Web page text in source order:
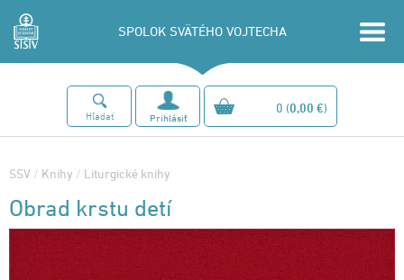
SPOLOK SVÄTÉHO VOJTECHA
Hľadať Prihlásiť
0 (0,00 €)
SSV / Knihy / Liturgické knihy
Obrad krstu detí